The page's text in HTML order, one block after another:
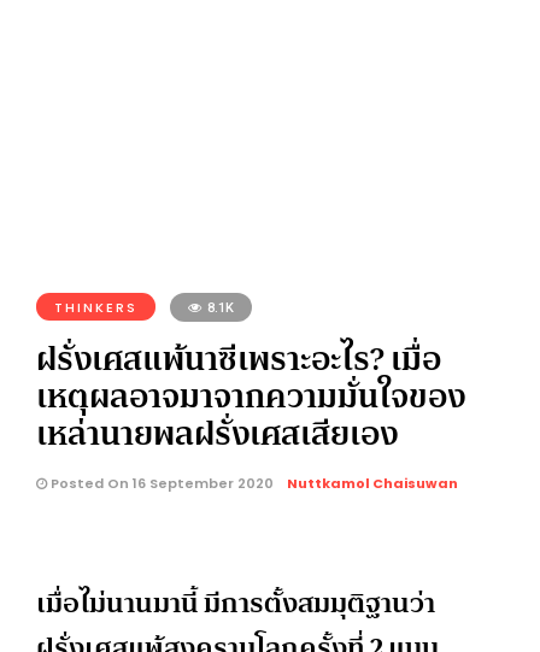
THINKERS 8.1K
ฝรั่งเศสแพ้นาซีเพราะอะไร? เมื่อ
เหตุผลอาจมาจากความมั่นใจของ
เหล่านายพลฝรั่งเศสเสียเอง
Posted On 16 September 2020 Nuttkamol Chaisuwan
เมื่อไม่นานมานี้ มีการตั้งสมมุติฐานว่า